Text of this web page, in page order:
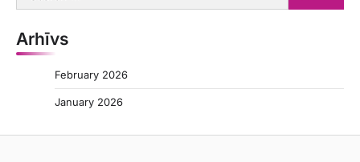
for:
Arhīvs
February 2026
January 2026